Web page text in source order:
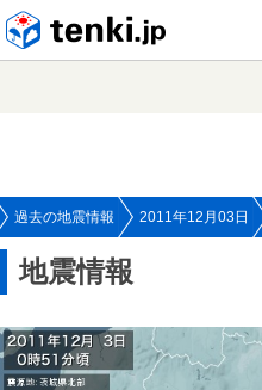
過去の地震情報 2011年12月03日
地震情報